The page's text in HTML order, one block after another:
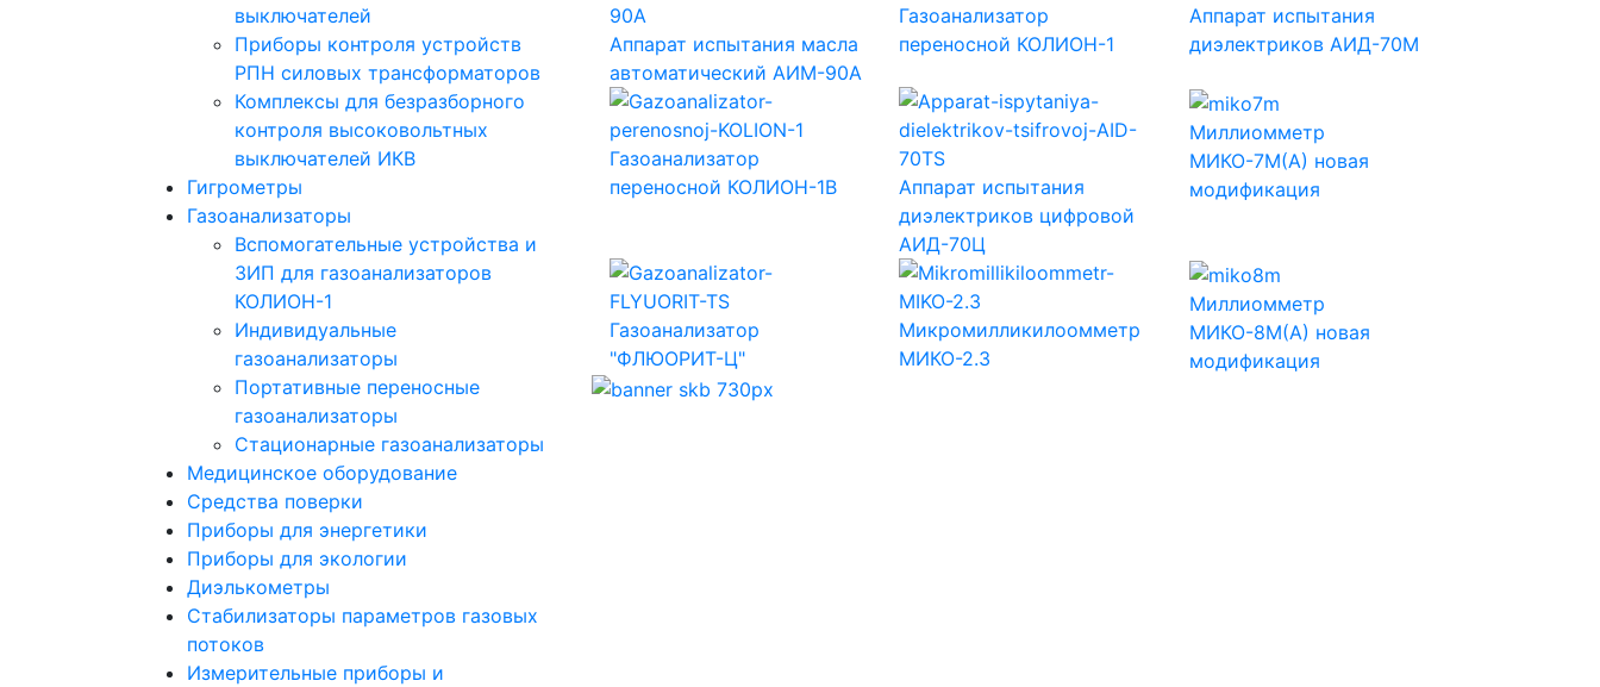
выключателей
Приборы контроля устройств
РПН силовых трансформаторов
Комплексы для безразборного
контроля высоковольтных
выключателей ИКВ
Гигрометры
Газоанализаторы
Вспомогательные устройства и
ЗИП для газоанализаторов
КОЛИОН-1
Индивидуальные
газоанализаторы
Портативные переносные
газоанализаторы
Стационарные газоанализаторы
Медицинское оборудование
Средства поверки
Приборы для энергетики
Приборы для экологии
Диэлькометры
Стабилизаторы параметров газовых
потоков
Измерительные приборы и
Аппарат испытания масла
автоматический АИМ-90А
Газоанализатор
переносной КОЛИОН-1
Аппарат испытания
диэлектриков АИД-70М
Газоанализатор
переносной КОЛИОН-1В
Аппарат испытания
диэлектриков цифровой
АИД-70Ц
Миллиомметр
МИКО-7М(А) новая
модификация
Газоанализатор
"ФЛЮОРИТ-Ц"
Микромилликилоомметр
МИКО-2.3
Миллиомметр
МИКО-8М(А) новая
модификация